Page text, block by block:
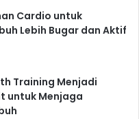
Cardio untuk
Lebih Bugar dan Aktif
Training Menjadi
untuk Menjaga